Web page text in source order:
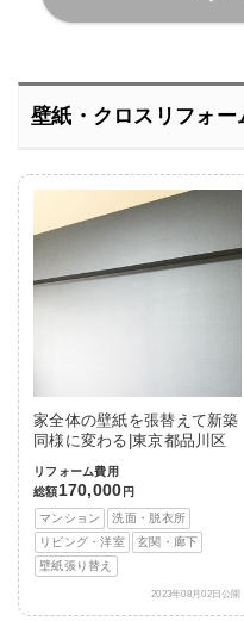
壁紙・クロスリフォー
家全体の壁紙を張替えて新築
同様に変わる|東京都品川区
リフォーム費用
総額170,000 円
マンション
洗面・脱衣所
リビング・洋室
玄関・廊下
壁紙張り替え
2023年08月02日公開